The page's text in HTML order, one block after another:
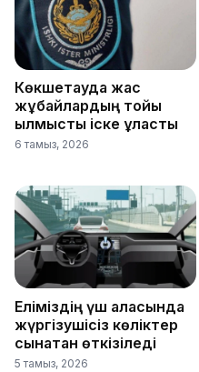
Көкшетауда жас
жұбайлардың тойы
қылмыстық іске ұласты
6 тамыз, 2026
Еліміздің үш қаласында
жүргізушісіз көліктер
сынақтан өткізіледі
5 тамыз, 2026